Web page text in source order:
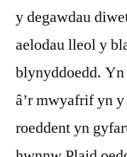
y degawdau
aelodau lleol y
blynyddoedd.
â’r mwyafrif yn
roeddent yn